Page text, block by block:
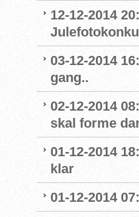
12-12-2014
03-12-2014
gang..
02-12-2014
skal forme
01-12-2014
klar
01-12-2014